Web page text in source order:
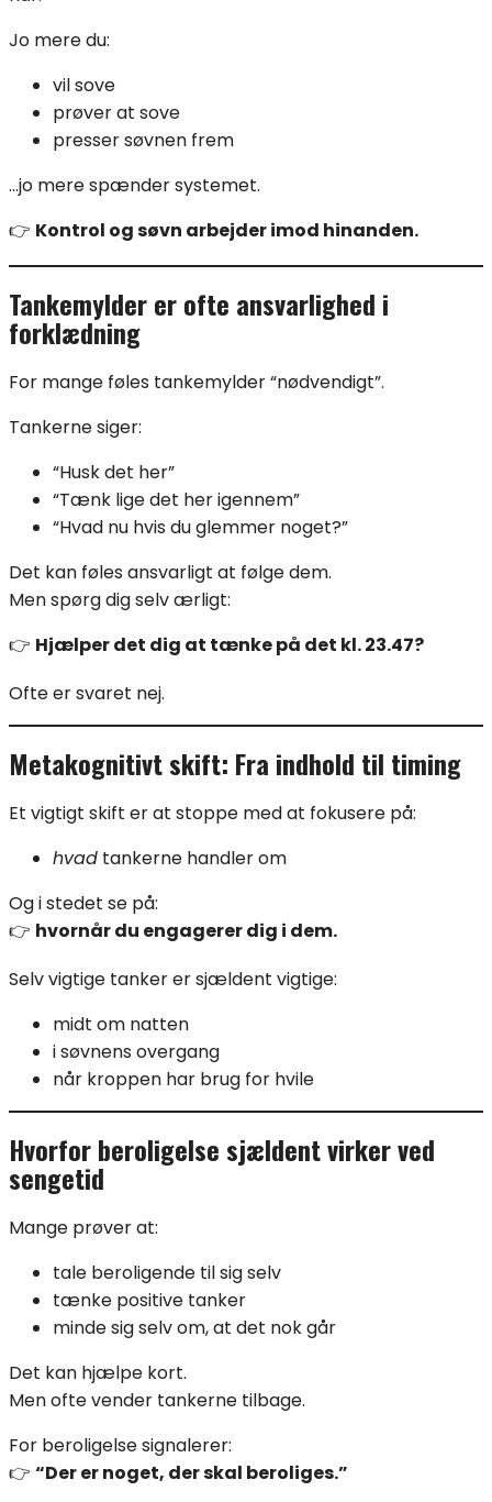
Jo mere du:
vil sove
prøver at sove
presser søvnen frem
…jo mere spænder systemet.
👉 Kontrol og søvn arbejder imod hinanden.
Tankemylder er ofte ansvarlighed i
forklædning
For mange føles tankemylder “nødvendigt”.
Tankerne siger:
“Husk det her”
“Tænk lige det her igennem”
“Hvad nu hvis du glemmer noget?”
Det kan føles ansvarligt at følge dem.
Men spørg dig selv ærligt:
👉 Hjælper det dig at tænke på det kl. 23.47?
Ofte er svaret nej.
Metakognitivt skift: Fra indhold til timing
Et vigtigt skift er at stoppe med at fokusere på:
hvad tankerne handler om
Og i stedet se på:
👉 hvornår du engagerer dig i dem.
Selv vigtige tanker er sjældent vigtige:
midt om natten
i søvnens overgang
når kroppen har brug for hvile
Hvorfor beroligelse sjældent virker ved
sengetid
Mange prøver at:
tale beroligende til sig selv
tænke positive tanker
minde sig selv om, at det nok går
Det kan hjælpe kort.
Men ofte vender tankerne tilbage.
For beroligelse signalerer:
👉 “Der er noget, der skal beroliges.”